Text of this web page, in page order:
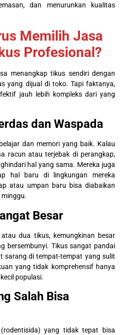
dan menurunkan kualitas
Memilih Jasa
Profesional?
menangkap tikus sendiri dengan
yang dijual di toko. Tapi faktanya,
jauh lebih kompleks dari yang
dan Waspada
dan memori yang baik. Kalau
racun atau terjebak di perangkap,
hal yang sama. Mereka juga
hal baru di lingkungan mereka
atau umpan baru bisa diabaikan
Besar
dua tikus, kemungkinan besar
bersembunyi. Tikus sangat pandai
sarang di tempat-tempat yang sulit
yang tidak komprehensif hanya
populasi.
Salah Bisa
yang tidak tepat bisa